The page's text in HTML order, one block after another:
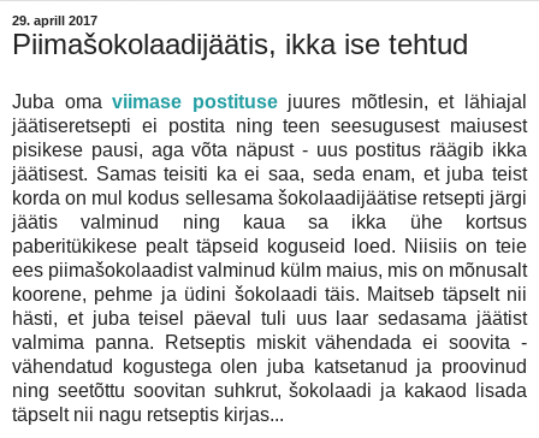
29. aprill 2017
Piimašokolaadijäätis, ikka ise tehtud
Juba omaviimase postitusejuures mõtlesin, et lähiajal
jäätiseretsepti ei postita ning teen seesugusest maiusest
pisikese pausi, aga võta näpust - uus postitus räägib ikka
jäätisest. Samas teisiti ka ei saa, seda enam, et juba teist
korda on mul kodus sellesama šokolaadijäätise retsepti järgi
jäätis valminud ning kaua sa ikka ühe kortsus
paberitükikese pealt täpseid koguseid loed. Niisiis on teie
ees piimašokolaadist valminud külm maius, mis on mõnusalt
koorene, pehme ja üdini šokolaadi täis. Maitseb täpselt nii
hästi, et juba teisel päeval tuli uus laar sedasama jäätist
valmima panna. Retseptis miskit vähendada ei soovita -
vähendatud kogustega olen juba katsetanud ja proovinud
ning seetõttu soovitan suhkrut, šokolaadi ja kakaod lisada
täpselt nii nagu retseptis kirjas...